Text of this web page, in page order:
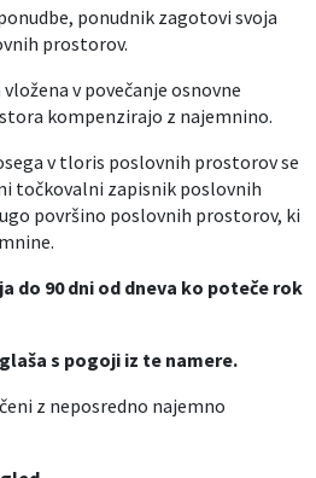
ponudnik zagotovi svoja
prostorov.
v povečanje osnovne
kompenzirajo z najemnino.
v tloris poslovnih prostorov se
točkovalni zapisnik poslovnih
površino poslovnih prostorov, ki
do 90 dni od dneva ko poteče rok
s pogoji iz te namere.
z neposredno najemno